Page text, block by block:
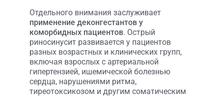
Отдельного внимания заслуживает
применение деконгестантов у
коморбидных пациентов. Острый
риносинусит развивается у пациентов
разных возрастных и клинических групп,
включая взрослых с артериальной
гипертензией, ишемической болезнью
сердца, нарушениями ритма,
тиреотоксикозом и другим соматическим